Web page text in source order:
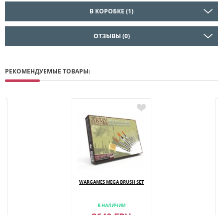
В КОРОБКЕ (1)
ОТЗЫВЫ (0)
РЕКОМЕНДУЕМЫЕ ТОВАРЫ:
WARGAMES MEGA BRUSH SET
В НАЛИЧИИ